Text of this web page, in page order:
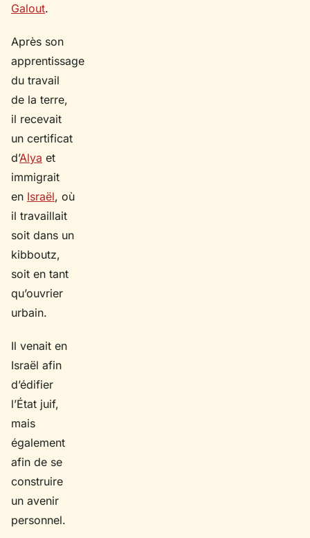
Galout.
Après son
apprentissage
du travail
de la terre,
il recevait
un certificat
d’Alya et
immigrait
en Israël, où
il travaillait
soit dans un
kibboutz,
soit en tant
qu’ouvrier
urbain.
Il venait en
Israël afin
d’édifier
l’État juif,
mais
également
afin de se
construire
un avenir
personnel.